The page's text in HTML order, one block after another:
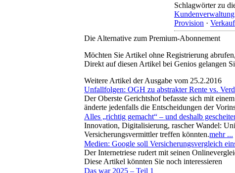
Schlagwörter zu
Kundenverwaltung
Provision · Verkauf
Die Alternative zum Premium-Abonnement
Möchten Sie Artikel ohne Registrierung
Direkt auf diesen Artikel bei Genios gelangen
Weitere Artikel der Ausgabe vom 25.2.2016
Unfallfolgen: OGH zu abstrakter Rente vs.
Der Oberste Gerichtshof befasste sich mit
änderte jedenfalls die Entscheidungen der
Alles „richtig gemacht“ – und deshalb
Innovation, Digitalisierung, rascher Wandel:
Versicherungsvermittler treffen könnten.mehr ...
Medien: Google soll Versicherungsvergleich
Der Internetriese rudert mit seinen
Diese Artikel könnten Sie noch interessieren
Das war 2025 – Teil 1